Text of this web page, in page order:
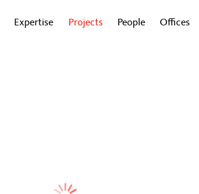
Expertise Projects People Offices